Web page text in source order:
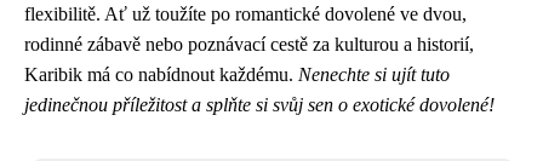
flexibilitě. Ať už toužíte po romantické dovolené ve dvou,
rodinné zábavě nebo poznávací cestě za kulturou a historií,
Karibik má co nabídnout každému. Nenechte si ujít tuto
jedinečnou příležitost a splňte si svůj sen o exotické dovolené!